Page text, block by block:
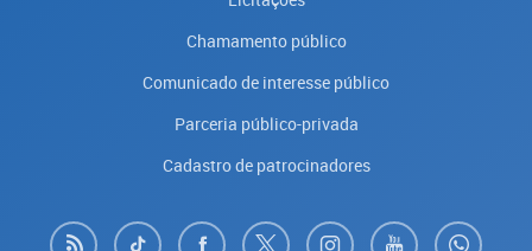
Chamamento público
Comunicado de interesse público
Parceria público-privada
Cadastro de patrocinadores